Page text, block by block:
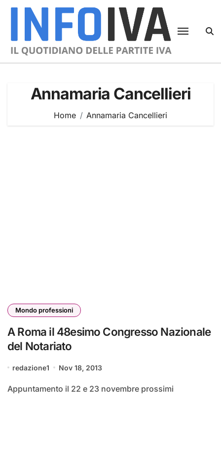
Skip
Annamaria Cancellieri
Home Annamaria Cancellieri
Mondo professioni
A Roma il 48esimo Congresso Nazionale
del Notariato
redazione1 Nov 18, 2013
Appuntamento il 22 e 23 novembre prossimi